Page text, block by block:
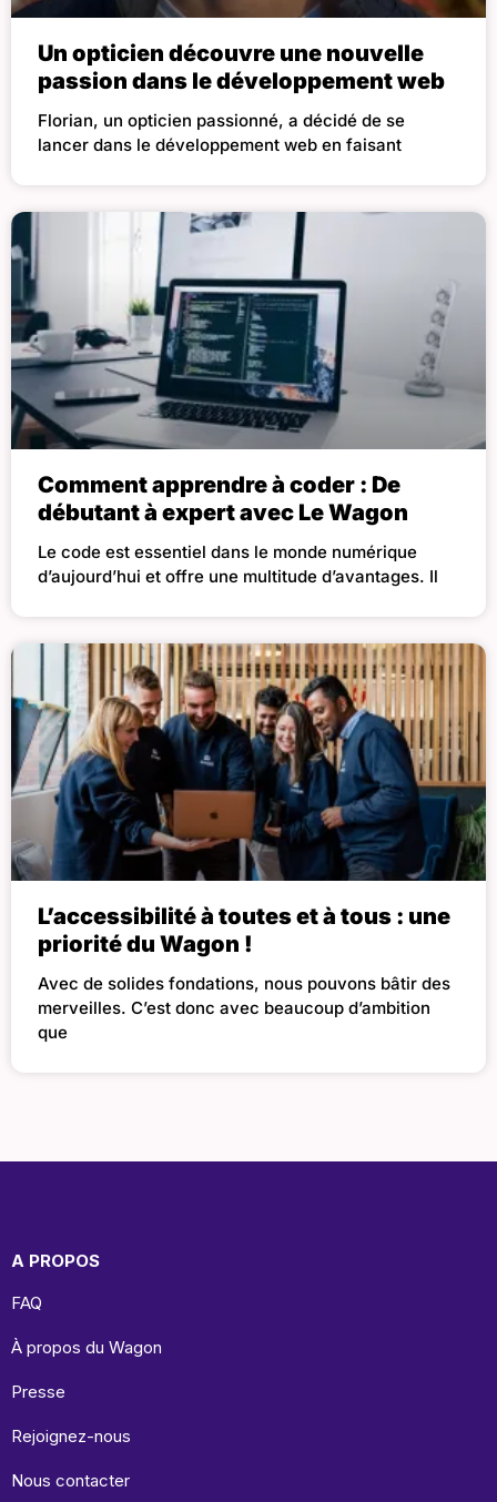
Un opticien découvre une nouvelle
passion dans le développement web
Florian, un opticien passionné, a décidé de se
lancer dans le développement web en faisant
Comment apprendre à coder : De
débutant à expert avec Le Wagon
Le code est essentiel dans le monde numérique
d’aujourd’hui et offre une multitude d’avantages. Il
L’accessibilité à toutes et à tous : une
priorité du Wagon !
Avec de solides fondations, nous pouvons bâtir des
merveilles. C’est donc avec beaucoup d’ambition
que
A PROPOS
FAQ
À propos du Wagon
Presse
Rejoignez-nous
Nous contacter